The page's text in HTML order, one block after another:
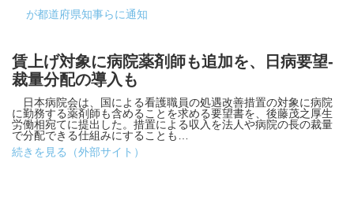
が都道府県知事らに通知
賃上げ対象に病院薬剤師も追加を、日病要望-
裁量分配の導入も
日本病院会は、国による看護職員の処遇改善措置の対象に病院
に勤務する薬剤師も含めることを求める要望書を、後藤茂之厚生
労働相宛てに提出した。措置による収入を法人や病院の長の裁量
で分配できる仕組みにすることも…
続きを見る（外部サイト）